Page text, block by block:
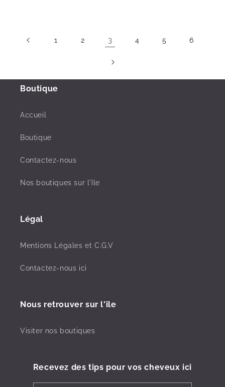
1 2 3 4 5 6
Boutique
Accueil
Boutique
Contactez-nous
Nos boutiques sur l'île
Légal
Mentions Légales et C.G.V
Contactez-nous ici
Nous retrouver sur l'île
Visiter nos boutiques
Recevez des tips pour vos cheveux ici